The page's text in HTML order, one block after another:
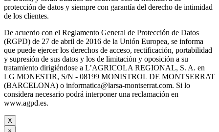
protección de datos y siempre con garantía del derecho de intimidad
de los clientes.
De acuerdo con el Reglamento General de Protección de Datos
(RGPD) de 27 de abril de 2016 de la Unión Europea, se informa
que puede ejercer los derechos de acceso, rectificación, portabilidad
y supresión de sus datos y los de limitación y oposición a su
tratamiento dirigiéndose a L’AGRICOLA REGIONAL, S. A. en
LG MONESTIR, S/N - 08199 MONISTROL DE MONTSERRAT
(BARCELONA) o informatica@larsa-montserrat.com. Si lo
considera necesario podrá interponer una reclamación en
www.agpd.es.
X